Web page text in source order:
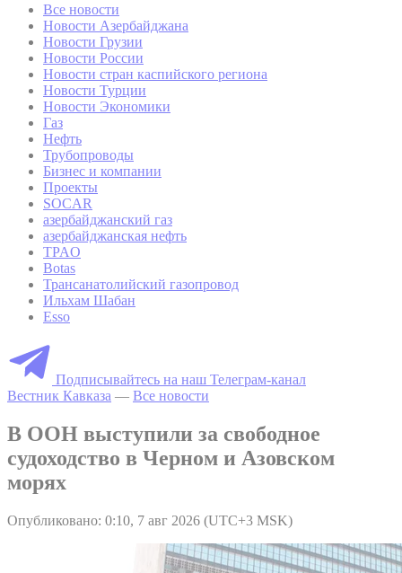
Все новости
Новости Азербайджана
Новости Грузии
Новости России
Новости стран каспийского региона
Новости Турции
Новости Экономики
Газ
Нефть
Трубопроводы
Бизнес и компании
Проекты
SOCAR
азербайджанский газ
азербайджанская нефть
TPAO
Botas
Трансанатолийский газопровод
Ильхам Шабан
Esso
Подписывайтесь на наш Телеграм-канал
Вестник Кавказа — Все новости
В ООН выступили за свободное
судоходство в Черном и Азовском
морях
Опубликовано: 0:10, 7 авг 2026 (UTC+3 MSK)